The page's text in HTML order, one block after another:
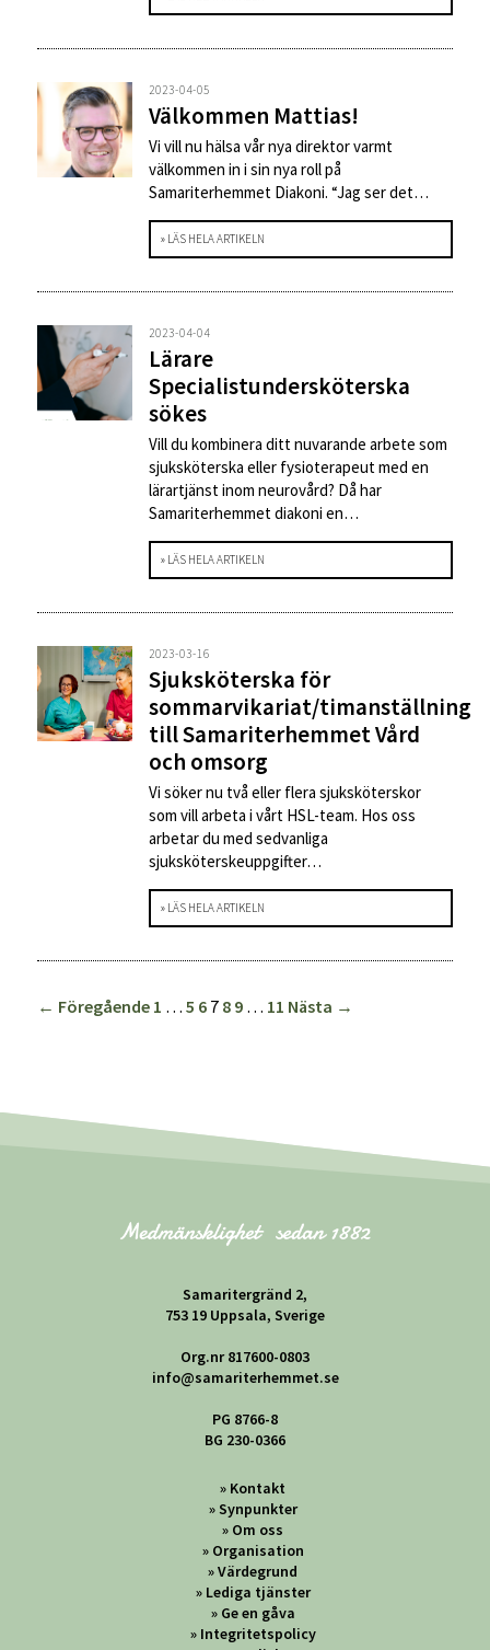
2023-04-05
Välkommen Mattias!
Vi vill nu hälsa vår nya direktor varmt
välkommen in i sin nya roll på
Samariterhemmet Diakoni. “Jag ser det…
» LÄS HELA ARTIKELN
2023-04-04
Lärare
Specialistundersköterska
sökes
Vill du kombinera ditt nuvarande arbete som
sjuksköterska eller fysioterapeut med en
lärartjänst inom neurovård? Då har
Samariterhemmet diakoni en…
» LÄS HELA ARTIKELN
2023-03-16
Sjuksköterska för
sommarvikariat/timanställning
till Samariterhemmet Vård
och omsorg
Vi söker nu två eller flera sjuksköterskor
som vill arbeta i vårt HSL-team. Hos oss
arbetar du med sedvanliga
sjuksköterskeuppgifter…
» LÄS HELA ARTIKELN
← Föregående 1 … 5 6 7 8 9 … 11 Nästa →
Samaritergränd 2,
753 19 Uppsala, Sverige
Org.nr 817600-0803
info@samariterhemmet.se
PG 8766-8
BG 230-0366
Kontakt
Synpunkter
Om oss
Organisation
Värdegrund
Lediga tjänster
Ge en gåva
Integritetspolicy